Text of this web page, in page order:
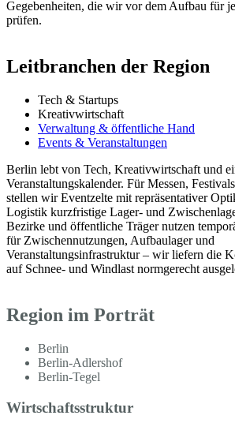
Gegebenheiten, die wir vor dem Aufbau für
prüfen.
Leitbranchen der Region
Tech & Startups
Kreativwirtschaft
Verwaltung & öffentliche Hand
Events & Veranstaltungen
Berlin lebt von Tech, Kreativwirtschaft und
Veranstaltungskalender. Für Messen,
stellen wir Eventzelte mit repräsentativer
Logistik kurzfristige Lager- und
Bezirke und öffentliche Träger nutzen
für Zwischennutzungen, Aufbaulager und
Veranstaltungsinfrastruktur – wir liefern die
auf Schnee- und Windlast normgerecht
Region im Porträt
Berlin
Berlin-Adlershof
Berlin-Tegel
Wirtschaftsstruktur